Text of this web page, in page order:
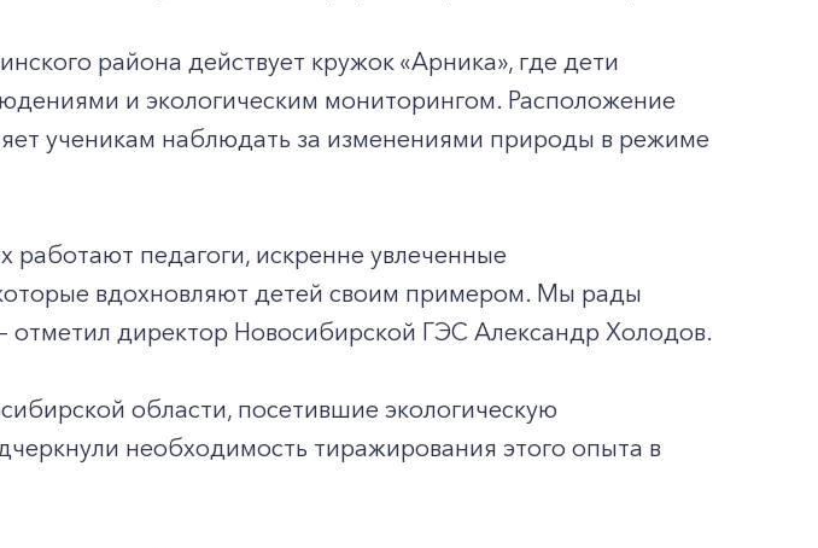
района действует кружок «Арника», где дети
и экологическим мониторингом. Расположение
ученикам наблюдать за изменениями природы в режиме
работают педагоги, искренне увлеченные
вдохновляют детей своим примером. Мы рады
отметил директор Новосибирской ГЭС Александр Холодов.
области, посетившие экологическую
необходимость тиражирования этого опыта в